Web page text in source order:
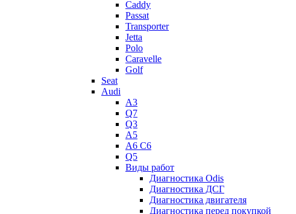
Caddy
Passat
Transporter
Jetta
Polo
Caravelle
Golf
Seat
Audi
A3
Q7
Q3
A5
A6 C6
Q5
Виды работ
Диагностика Odis
Диагностика ДСГ
Диагностика двигателя
Диагностика перед покупкой